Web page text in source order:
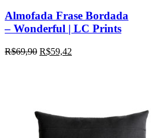
Almofada Frase Bordada
– Wonderful | LC Prints
R$69,90 R$59,42